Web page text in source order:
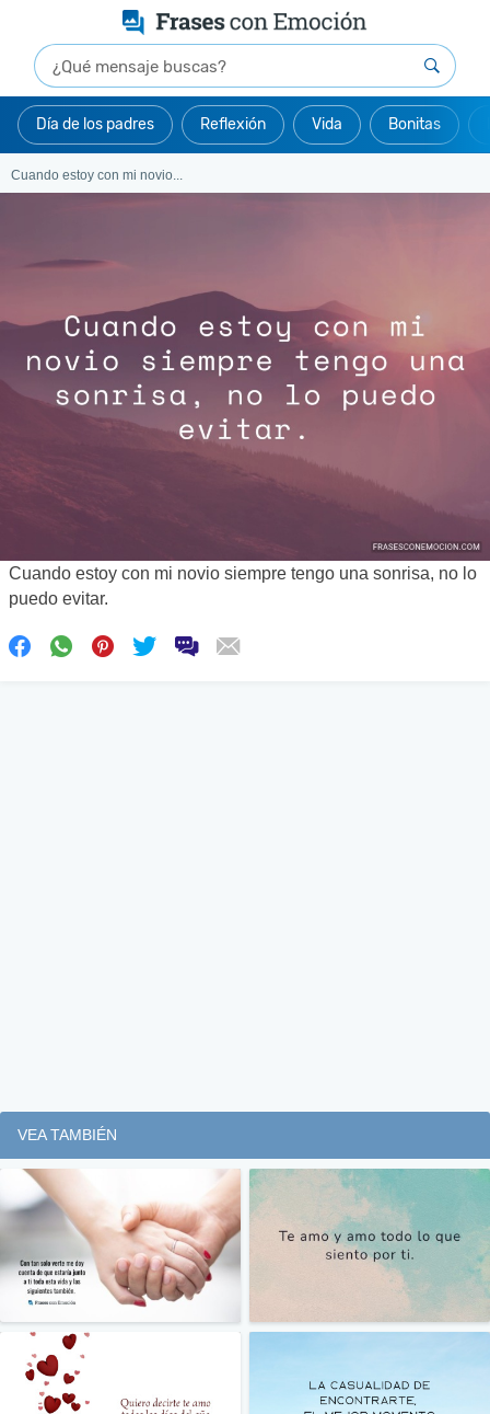
Día de los padres Reflexión Vida Bonitas
Cuando estoy con mi novio...
Cuando estoy con mi novio siempre tengo una sonrisa, no lo
puedo evitar.
VEA TAMBIÉN